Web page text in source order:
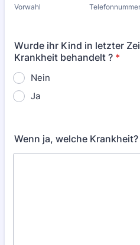
Vorwahl Telefonnummer
Wurde ihr Kind in letzter
Krankheit behandelt ? *
Nein
Ja
Wenn ja, welche Krankheit?